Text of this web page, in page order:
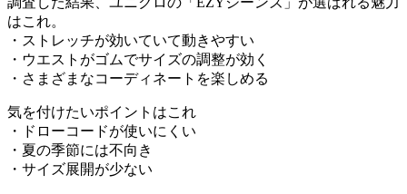
はこれ。
・ストレッチが効いていて動きやすい
・ウエストがゴムでサイズの調整が効く
・さまざまなコーディネートを楽しめる
気を付けたいポイントはこれ
・ドローコードが使いにくい
・夏の季節には不向き
・サイズ展開が少ない